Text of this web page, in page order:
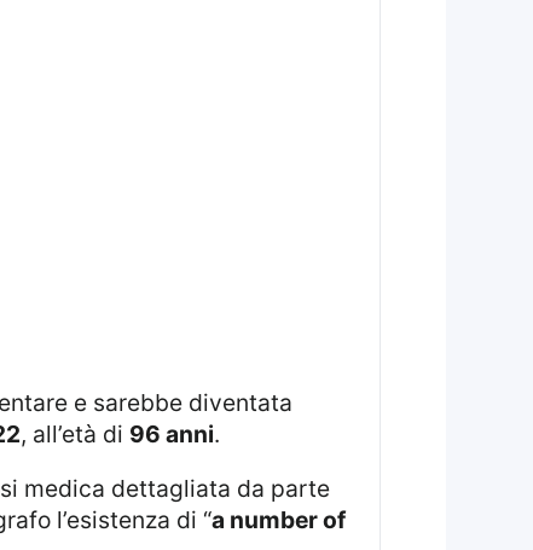
e sarebbe diventata
, all’età di 96 anni.
medica dettagliata da parte
l’esistenza di “a number of